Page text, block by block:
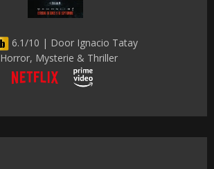
6.1/10 | Door Ignacio Tatay
Horror, Mysterie & Thriller